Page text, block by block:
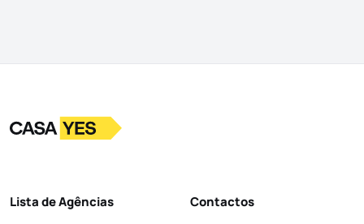
LogoIr para a homepage
Lista de Agências
Contactos